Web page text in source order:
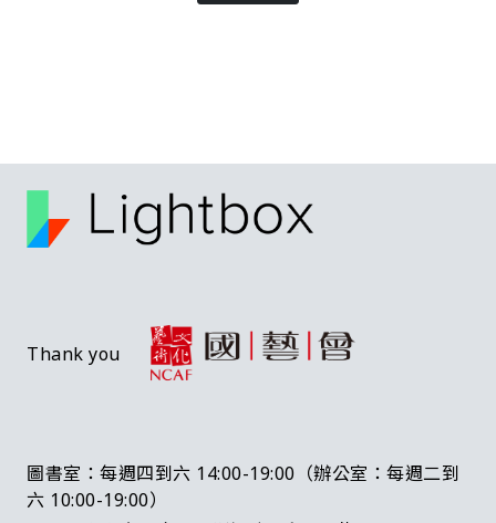
Thank you
圖書室：每週四到六 14:00-19:00（辦公室：每週二到
六 10:00-19:00）